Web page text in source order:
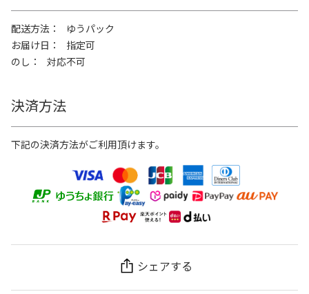
配送方法
ゆうパック
お届け日
指定可
のし
対応不可
決済方法
下記の決済方法がご利用頂けます。
シェアする